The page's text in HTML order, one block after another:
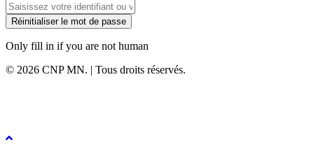
Only fill in if you are not human
© 2026 CNP MN. | Tous droits réservés.